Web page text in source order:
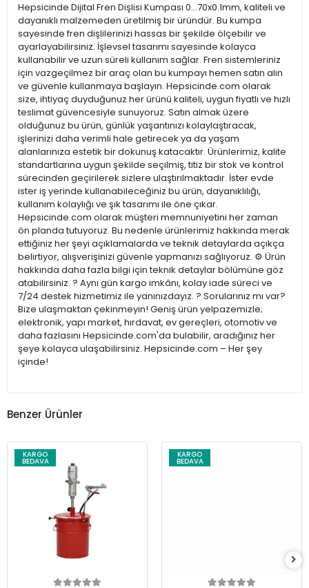
Hepsicinde Dijital Fren Dişlisi Kumpası 0...70x0.1mm, kaliteli ve
dayanıklı malzemeden üretilmiş bir üründür. Bu kumpa
sayesinde fren dişlilerinizi hassas bir şekilde ölçebilir ve
ayarlayabilirsiniz. İşlevsel tasarımı sayesinde kolayca
kullanabilir ve uzun süreli kullanım sağlar. Fren sistemleriniz
için vazgeçilmez bir araç olan bu kumpayı hemen satın alın
ve güvenle kullanmaya başlayın. Hepsicinde.com olarak
size, ihtiyaç duyduğunuz her ürünü kaliteli, uygun fiyatlı ve hızlı
teslimat güvencesiyle sunuyoruz. Satın almak üzere
olduğunuz bu ürün, günlük yaşantınızı kolaylaştıracak,
işlerinizi daha verimli hale getirecek ya da yaşam
alanlarınıza estetik bir dokunuş katacaktır. Ürünlerimiz, kalite
standartlarına uygun şekilde seçilmiş, titiz bir stok ve kontrol
sürecinden geçirilerek sizlere ulaştırılmaktadır. İster evde
ister iş yerinde kullanabileceğiniz bu ürün, dayanıklılığı,
kullanım kolaylığı ve şık tasarımı ile öne çıkar.
Hepsicinde.com olarak müşteri memnuniyetini her zaman
ön planda tutuyoruz. Bu nedenle ürünlerimiz hakkında merak
ettiğiniz her şeyi açıklamalarda ve teknik detaylarda açıkça
belirtiyor, alışverişinizi güvenle yapmanızı sağlıyoruz. ⚙️ Ürün
hakkında daha fazla bilgi için teknik detaylar bölümüne göz
atabilirsiniz. ? Aynı gün kargo imkânı, kolay iade süreci ve
7/24 destek hizmetimiz ile yanınızdayız. ? Sorularınız mı var?
Bize ulaşmaktan çekinmeyin! Geniş ürün yelpazemizle;
elektronik, yapı market, hırdavat, ev gereçleri, otomotiv ve
daha fazlasını Hepsicinde.com'da bulabilir, aradığınız her
şeye kolayca ulaşabilirsiniz. Hepsicinde.com – Her şey
içinde!
Benzer Ürünler
KARGO
BEDAVA
KARGO
BEDAVA